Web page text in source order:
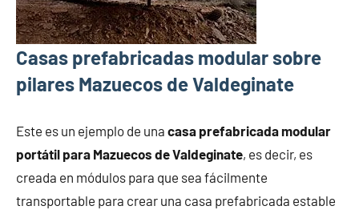
Casas prefabricadas modular sobre
pilares Mazuecos de Valdeginate
Este es un ejemplo de una casa prefabricada modular
portátil para Mazuecos de Valdeginate, es decir, es
creada en módulos para que sea fácilmente
transportable para crear una casa prefabricada estable